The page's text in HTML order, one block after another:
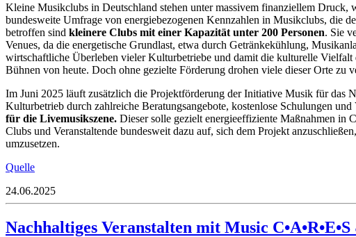
Kleine Musikclubs in Deutschland stehen unter massivem finanziellem Druck,
bundesweite Umfrage von energiebezogenen Kennzahlen in Musikclubs, die
betroffen sind kleinere Clubs mit einer Kapazität unter 200 Personen. Sie
Venues, da die energetische Grundlast, etwa durch Getränkekühlung,
wirtschaftliche Überleben vieler Kulturbetriebe und damit die kulturelle
Bühnen von heute. Doch ohne gezielte Förderung drohen viele dieser Orte zu
Im Juni 2025 läuft zusätzlich die Projektförderung der Initiative Musik für das
Kulturbetrieb durch zahlreiche Beratungsangebote, kostenlose Schulungen
für die Livemusikszene. Dieser solle gezielt energieeffiziente Maßnahmen in
Clubs und Veranstaltende bundesweit dazu auf, sich dem Projekt
umzusetzen.
Quelle
24.06.2025
Nachhaltiges Veranstalten mit Music